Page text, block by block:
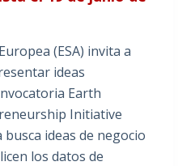
(ESA) invita a
ideas
Earth
Initiative
busca ideas de negocio
los datos de